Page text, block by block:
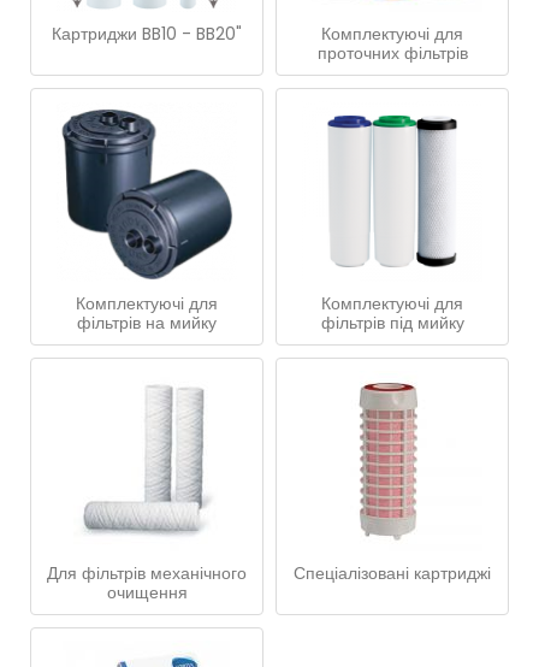
Картриджи BB10 - BB20"
Комплектуючі для
проточних фільтрів
Комплектуючі для
фільтрів на мийку
Комплектуючі для
фільтрів під мийку
Для фільтрів механічного
очищення
Спеціалізовані картриджі